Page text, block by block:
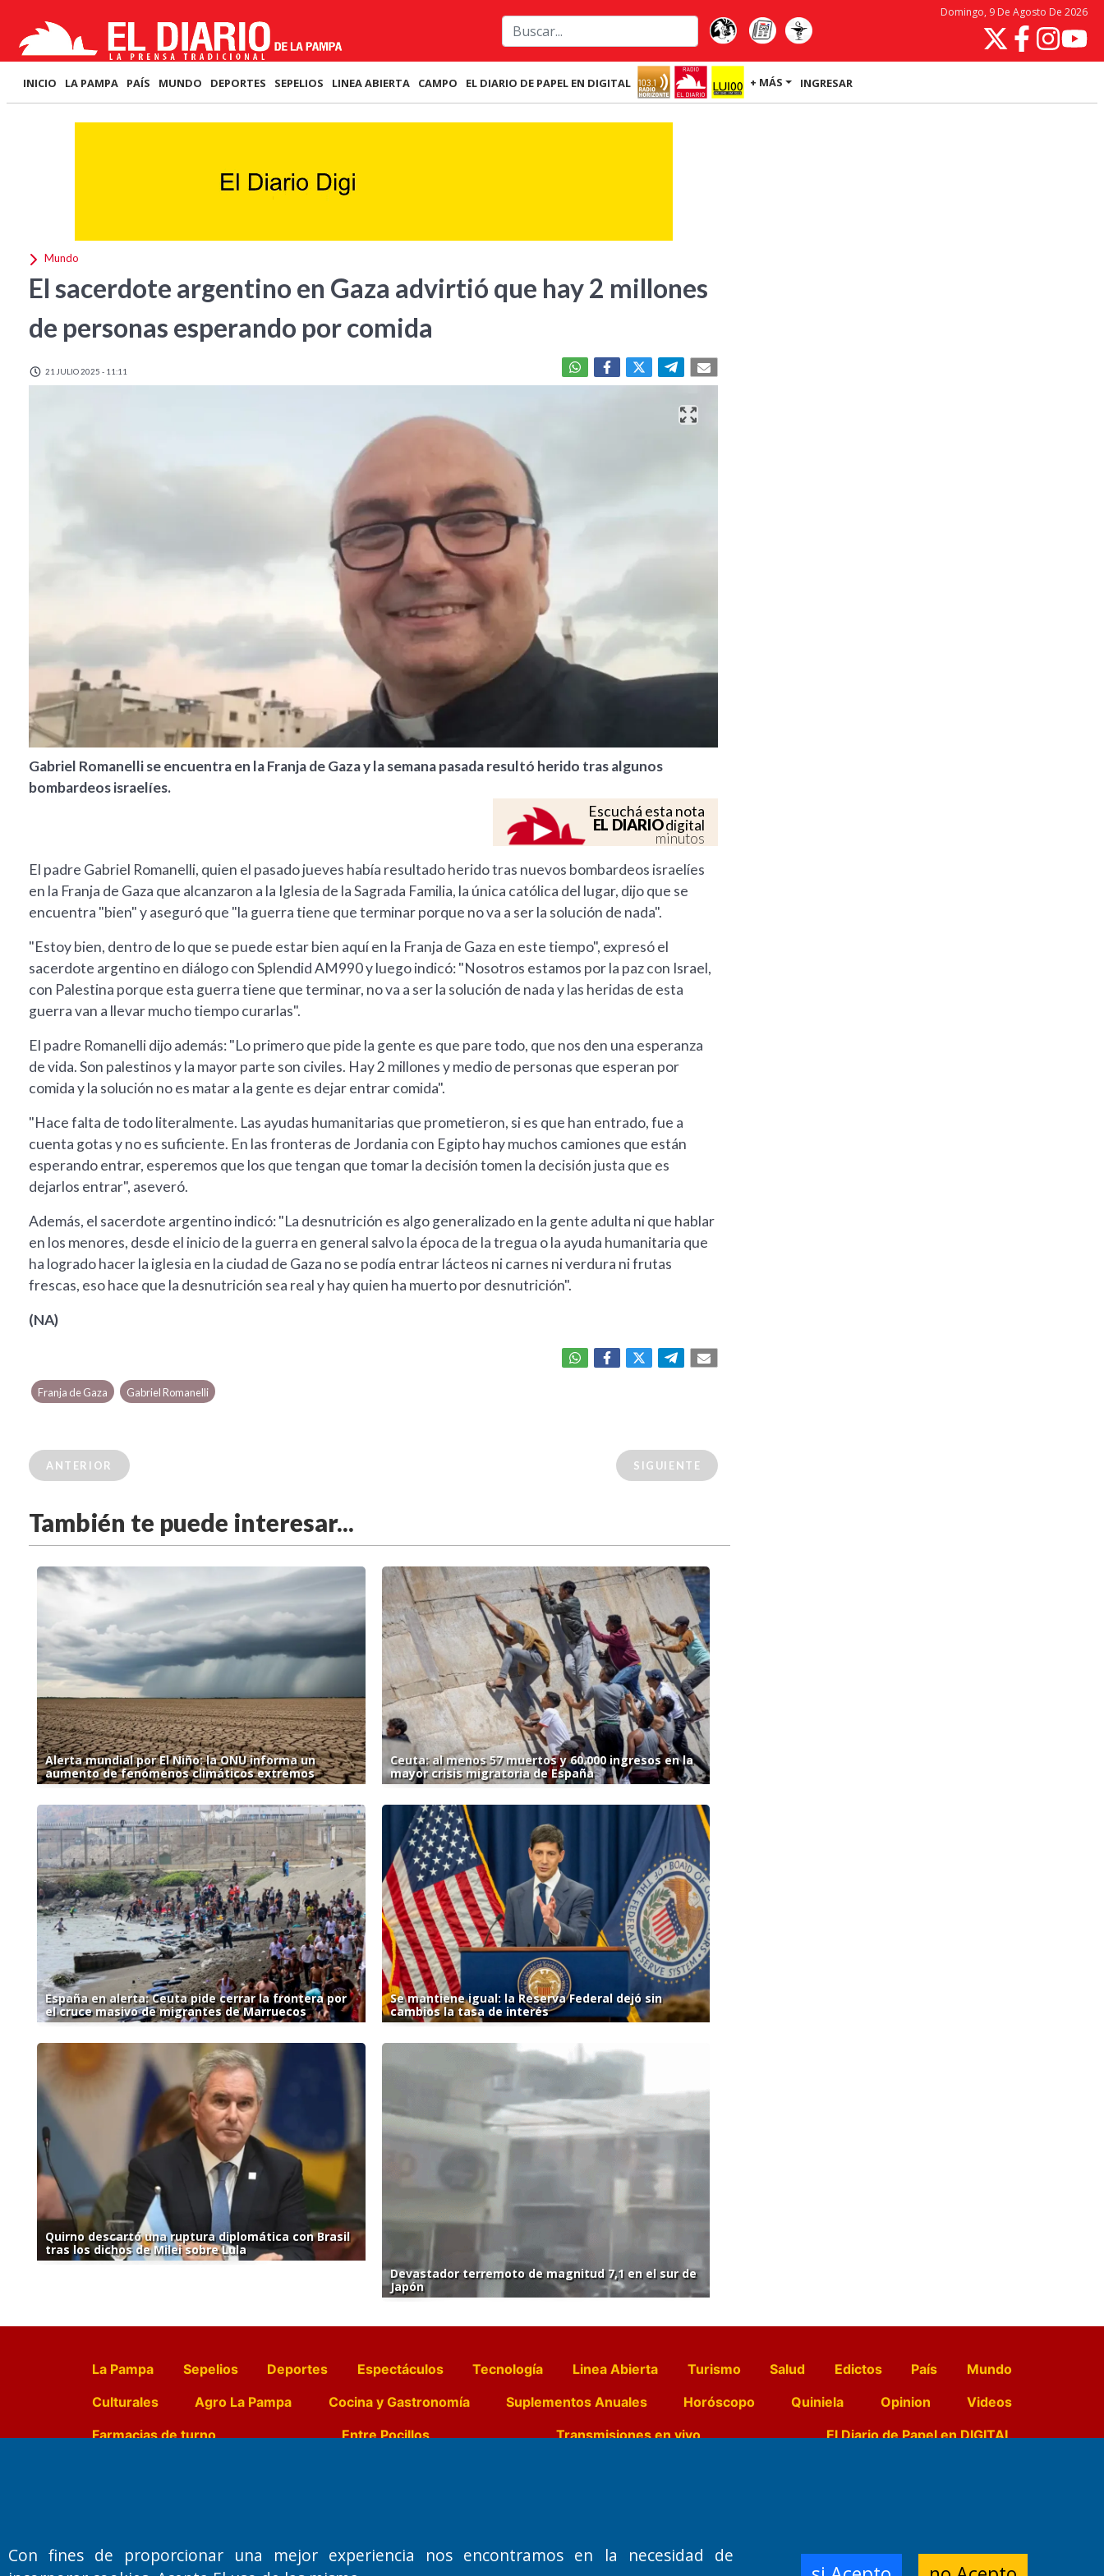
Domingo, 9 De Agosto De 2026
INICIO LA PAMPA PAÍS MUNDO DEPORTES SEPELIOS LINEA ABIERTA CAMPO EL DIARIO DE PAPEL EN DIGITAL + MÁS INGRESAR
Mundo
El sacerdote argentino en Gaza advirtió que hay 2 millones
de personas esperando por comida
21 JULIO 2025 - 11:11
Gabriel Romanelli se encuentra en la Franja de Gaza y la semana pasada resultó herido tras algunos
bombardeos israelíes.
Escuchá esta nota
EL DIARIOdigital
minutos
El padre Gabriel Romanelli, quien el pasado jueves había resultado herido tras nuevos bombardeos israelíes
en la Franja de Gaza que alcanzaron a la Iglesia de la Sagrada Familia, la única católica del lugar, dijo que se
encuentra "bien" y aseguró que "la guerra tiene que terminar porque no va a ser la solución de nada".
"Estoy bien, dentro de lo que se puede estar bien aquí en la Franja de Gaza en este tiempo", expresó el
sacerdote argentino en diálogo con Splendid AM990 y luego indicó: "Nosotros estamos por la paz con Israel,
con Palestina porque esta guerra tiene que terminar, no va a ser la solución de nada y las heridas de esta
guerra van a llevar mucho tiempo curarlas".
El padre Romanelli dijo además: "Lo primero que pide la gente es que pare todo, que nos den una esperanza
de vida. Son palestinos y la mayor parte son civiles. Hay 2 millones y medio de personas que esperan por
comida y la solución no es matar a la gente es dejar entrar comida".
"Hace falta de todo literalmente. Las ayudas humanitarias que prometieron, si es que han entrado, fue a
cuenta gotas y no es suficiente. En las fronteras de Jordania con Egipto hay muchos camiones que están
esperando entrar, esperemos que los que tengan que tomar la decisión tomen la decisión justa que es
dejarlos entrar", aseveró.
Además, el sacerdote argentino indicó: "La desnutrición es algo generalizado en la gente adulta ni que hablar
en los menores, desde el inicio de la guerra en general salvo la época de la tregua o la ayuda humanitaria que
ha logrado hacer la iglesia en la ciudad de Gaza no se podía entrar lácteos ni carnes ni verdura ni frutas
frescas, eso hace que la desnutrición sea real y hay quien ha muerto por desnutrición".
(NA)
Franja de Gaza Gabriel Romanelli
ANTERIOR SIGUIENTE
También te puede interesar...
Alerta mundial por El Niño: la ONU informa un
aumento de fenómenos climáticos extremos
Ceuta: al menos 57 muertos y 60.000 ingresos en la
mayor crisis migratoria de España
España en alerta: Ceuta pide cerrar la frontera por
el cruce masivo de migrantes de Marruecos
Se mantiene igual: la Reserva Federal dejó sin
cambios la tasa de interés
Quirno descartó una ruptura diplomática con Brasil
tras los dichos de Milei sobre Lula
Devastador terremoto de magnitud 7,1 en el sur de
Japón
La Pampa Sepelios Deportes Espectáculos Tecnología Linea Abierta Turismo Salud Edictos País
Mundo
Culturales
Agro La Pampa Cocina y Gastronomía Suplementos Anuales Horóscopo Quiniela Opinion
Videos
Farmacias de turno
Entre Pocillos Transmisiones en vivo El Diario de Papel en DIGITAL
Primera edición: Domingo 3 de Mayo de 1992
Miembro de ADIRA,ADEPA y CPPAL
Santa Rosa, La Pampa.
Número de Registro DNDA:
Dr. Jorge Ricardo Nemesio
Redacción, Administración,
Con fines de proporcionar una mejor experiencia nos encontramos en la necesidad de